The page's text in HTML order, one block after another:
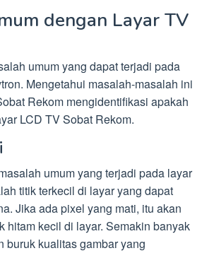
dengan Layar TV
umum yang dapat terjadi pada
Mengetahui masalah-masalah ini
Rekom mengidentifikasi apakah
LCD TV Sobat Rekom.
umum yang terjadi pada layar
titik terkecil di layar yang dapat
Jika ada pixel yang mati, itu akan
hitam kecil di layar. Semakin banyak
buruk kualitas gambar yang